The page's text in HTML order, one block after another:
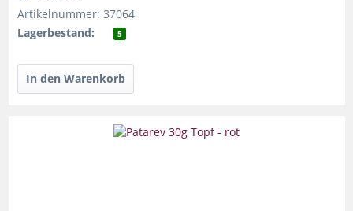
Artikelnummer: 37064
Lagerbestand:
5